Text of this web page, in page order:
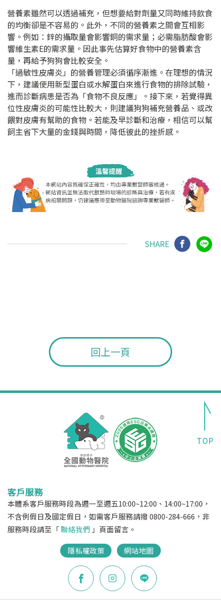
營養素雖然可以透過補充，但想要給對劑量又同時維持飲食
的均衡卻是不容易的。此外，不同的營養素之間會互相影
響。例如：鋅的攝取量會影響銅的需求量；必需脂肪酸會影
響維生素E的需求量。因此事先估算好食物中的營養素含
量，再給予狗狗會比較安全。
「過敏性皮膚炎」的營養管理必須循序漸進。在理想的情況
下，建議使用新型蛋白或水解蛋白來進行食物的排除試驗，
進而診斷病患是否為「食物不良反應」。接下來，若覺得異
位性皮膚炎的可能性比較大，則建議狗狗補充營養品、或改
餵對皮膚有幫助的食物。若能及早診斷和治療，相信可以幫
飼主省下大量的金錢與時間，降低彼此的挫折感。
SHARE
回上一頁
客戶服務
本體系客戶服務時段為週一至週五10:00~12:00、14:00~17:00，
不含例假日及國定假日，如需客戶服務請撥 0800-284-666，非
服務時段請至「聯絡我們 」頁面留言。
隱私權政策 網站地圖